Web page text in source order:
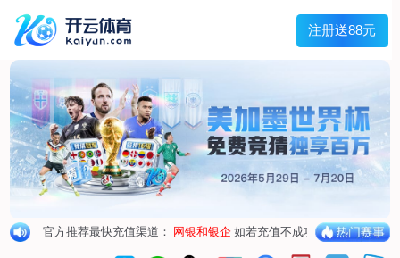
首页
关于我们
董事长致辞
企业简介
企业架构
企业资质
党支部
业务领域
保安服务
安全检查
劳务服务